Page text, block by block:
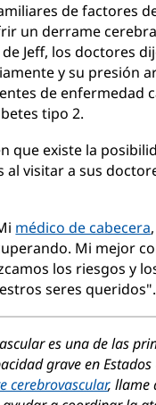
de factores
un derrame
Jeff, los doctores
y su presión
de enfermedad
tipo 2.
que existe la
al visitar a sus
médico de cabecera,
Mi mejor
los riesgos y
seres queridos".
es una de las
grave en
cerebrovascular, llame